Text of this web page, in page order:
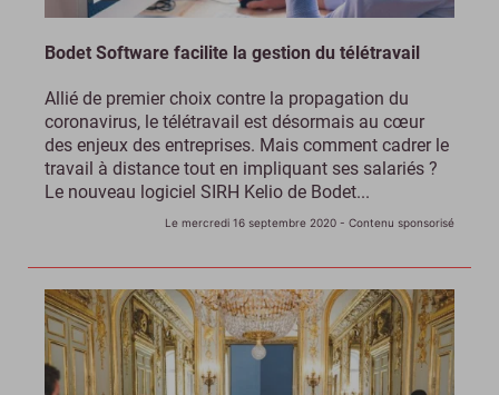
Bodet Software facilite la gestion du télétravail
Allié de premier choix contre la propagation du
coronavirus, le télétravail est désormais au cœur
des enjeux des entreprises. Mais comment cadrer le
travail à distance tout en impliquant ses salariés ?
Le nouveau logiciel SIRH Kelio de Bodet...
Le mercredi 16 septembre 2020 - Contenu sponsorisé